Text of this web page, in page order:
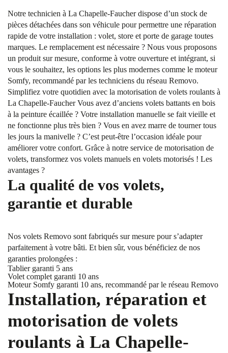
Notre technicien à La Chapelle-Faucher dispose d’un stock de
pièces détachées dans son véhicule pour permettre une réparation
rapide de votre installation : volet, store et porte de garage toutes
marques. Le remplacement est nécessaire ? Nous vous proposons
un produit sur mesure, conforme à votre ouverture et intégrant, si
vous le souhaitez, les options les plus modernes comme le moteur
Somfy, recommandé par les techniciens du réseau Removo.
Simplifiez votre quotidien avec la motorisation de volets roulants à
La Chapelle-Faucher Vous avez d’anciens volets battants en bois
à la peinture écaillée ? Votre installation manuelle se fait vieille et
ne fonctionne plus très bien ? Vous en avez marre de tourner tous
les jours la manivelle ? C’est peut-être l’occasion idéale pour
améliorer votre confort. Grâce à notre service de motorisation de
volets, transformez vos volets manuels en volets motorisés ! Les
avantages ?
La qualité de vos volets,
garantie et durable
Nos volets Removo sont fabriqués sur mesure pour s’adapter
parfaitement à votre bâti. Et bien sûr, vous bénéficiez de nos
garanties prolongées :
Tablier garanti 5 ans
Volet complet garanti 10 ans
Moteur Somfy garanti 10 ans, recommandé par le réseau Removo
Installation, réparation et
motorisation de volets
roulants à La Chapelle-